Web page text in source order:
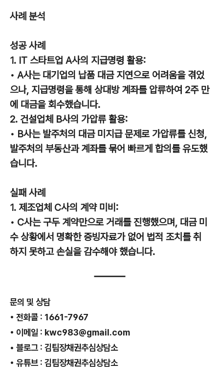
사례 분석
성공 사례
1. IT 스타트업 A사의 지급명령 활용:
• A사는 대기업의 납품 대금 지연으로 어려움을 겪었
으나, 지급명령을 통해 상대방 계좌를 압류하여 2주 만
에 대금을 회수했습니다.
2. 건설업체 B사의 가압류 활용:
• B사는 발주처의 대금 미지급 문제로 가압류를 신청,
발주처의 부동산과 계좌를 묶어 빠르게 합의를 유도했
습니다.
실패 사례
1. 제조업체 C사의 계약 미비:
• C사는 구두 계약만으로 거래를 진행했으며, 대금 미
수 상황에서 명확한 증빙자료가 없어 법적 조치를 취
하지 못하고 손실을 감수해야 했습니다.
문의 및 상담
• 전화콜 : 1661-7967
• 이메일 : kwc983@gmail.com
• 블로그 : 김팀장채권추심상담소
• 유튜브 : 김팀장채권추심상담소